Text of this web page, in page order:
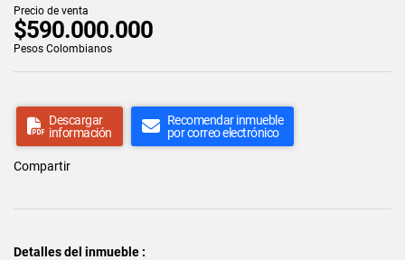
Precio de venta
$590.000.000
Pesos Colombianos
Descargar
información
Recomendar inmueble
por correo electrónico
Compartir
Detalles del inmueble :